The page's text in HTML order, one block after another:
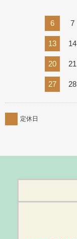
6 7
13 14
20 21
27 28
定休日